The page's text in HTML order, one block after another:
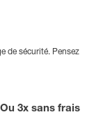
de sécurité. Pensez
Ou 3x sans frais